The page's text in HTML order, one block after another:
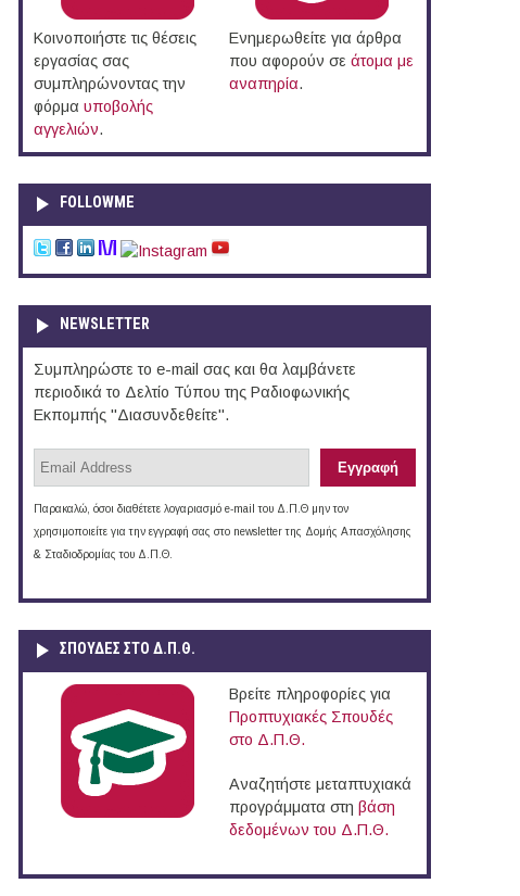
Κοινοποιήστε τις θέσεις
εργασίας σας
συμπληρώνοντας την
φόρμα υποβολής
αγγελιών.
Ενημερωθείτε για άρθρα
που αφορούν σε άτομα με
αναπηρία.
FOLLOWME
NEWSLETTER
Συμπληρώστε το e-mail σας και θα λαμβάνετε
περιοδικά το Δελτίο Τύπου της Ραδιοφωνικής
Εκπομπής "Διασυνδεθείτε".
Παρακαλώ, όσοι διαθέτετε λογαριασμό e-mail του Δ.Π.Θ μην τον
χρησιμοποιείτε για την εγγραφή σας στο newsletter της Δομής Απασχόλησης
& Σταδιοδρομίας του Δ.Π.Θ.
ΣΠΟΥΔΈΣ ΣΤΟ Δ.Π.Θ.
Βρείτε πληροφορίες για
Προπτυχιακές Σπουδές
στο Δ.Π.Θ.
Αναζητήστε μεταπτυχιακά
προγράμματα στη βάση
δεδομένων του Δ.Π.Θ.